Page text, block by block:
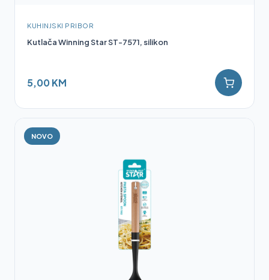
KUHINJSKI PRIBOR
Kutlača Winning Star ST-7571, silikon
5,00 KM
NOVO